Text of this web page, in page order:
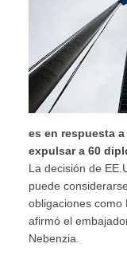
es en respuesta
expulsar a 60
La decisión de
puede
obligaciones como
afirmó el
Nebenzia.